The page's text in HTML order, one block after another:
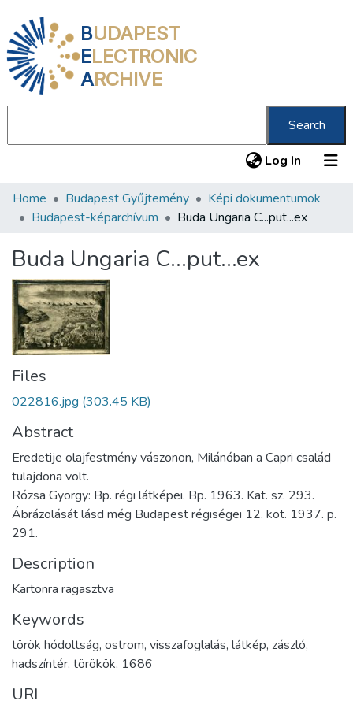
BUDAPEST
ELECTRONIC
ARCHIVE
Search
Log In (current)
Communities & Collections
Statistics
About us
Home Budapest Gyűjtemény
Képi dokumentumok
Budapest-képarchívum
Buda Ungaria C...put...ex
Buda Ungaria C...put...ex
Files
022816.jpg (303.45 KB)
Abstract
Eredetije olajfestmény vászonon, Milánóban a Capri család
tulajdona volt.
Rózsa György: Bp. régi látképei. Bp. 1963. Kat. sz. 293.
Ábrázolását lásd még Budapest régiségei 12. köt. 1937. p.
291.
Description
Kartonra ragasztva
Keywords
török hódoltság, ostrom, visszafoglalás, látkép, zászló,
hadszíntér, törökök, 1686
URI